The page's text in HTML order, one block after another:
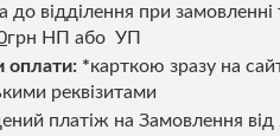
до відділення при замовленні
грн НП або УП
оплати: *карткою зразу на
реквізитами
платіж на Замовлення від